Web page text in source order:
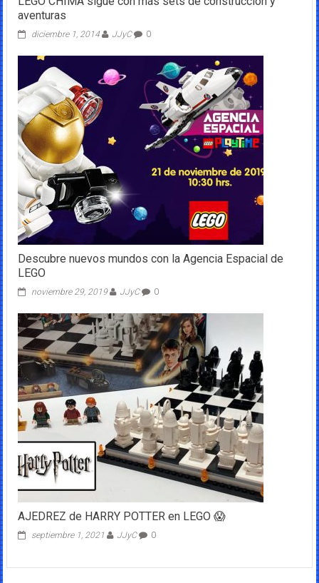
aventuras
diciembre 1, 2014 JJyC 0
Descubre nuevos mundos con la Agencia Espacial de
LEGO
noviembre 29, 2019 JJyC 0
AJEDREZ de HARRY POTTER en LEGO 😱
septiembre 1, 2021 JJyC 0